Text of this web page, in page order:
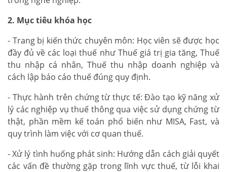
2. Mục tiêu khóa học
- Trang bị kiến thức chuyên môn: Học viên sẽ được học
đầy đủ về các loại thuế như Thuế giá trị gia tăng, Thuế
thu nhập cá nhân, Thuế thu nhập doanh nghiệp và
cách lập báo cáo thuế đúng quy định.
- Thực hành trên chứng từ thực tế: Đào tạo kỹ năng xử
lý các nghiệp vụ thuế thông qua việc sử dụng chứng từ
thật, phần mềm kế toán phổ biến như MISA, Fast, và
quy trình làm việc với cơ quan thuế.
- Xử lý tình huống phát sinh: Hướng dẫn cách giải quyết
các vấn đề thường gặp trong lĩnh vực thuế, từ lỗi khai